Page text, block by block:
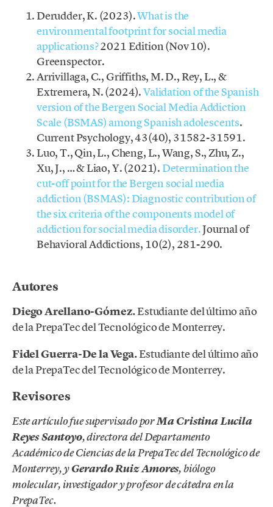
Derudder, K. (2023).What is the
environmental footprint for social media
applications?2021 Edition (Nov 10).
Greenspector.
Arrivillaga, C., Griffiths, M. D., Rey, L., &
Extremera, N. (2024).Validation of the Spanish
version of the Bergen Social Media Addiction
Scale (BSMAS) among Spanish adolescents.
Current Psychology, 43(40), 31582-31591.
Luo, T., Qin, L., Cheng, L., Wang, S., Zhu, Z.,
Xu, J., … & Liao, Y. (2021). Determination the
cut-off point for the Bergen social media
addiction (BSMAS): Diagnostic contribution of
the six criteria of the components model of
addiction for social media disorder.Journal of
Behavioral Addictions, 10(2), 281-290.
Autores
Diego Arellano-Gómez.Estudiante del último año
de la PrepaTec del Tecnológico de Monterrey.
Fidel Guerra-De la Vega.Estudiante del último año
de la PrepaTec del Tecnológico de Monterrey.
Revisores
Este artículo fue supervisado porMa Cristina Lucila
Reyes Santoyo, directora del Departamento
Académico de Ciencias de la PrepaTec del Tecnológico de
Monterrey, yGerardo Ruiz Amores, biólogo
molecular, investigador y profesor de cátedra en la
PrepaTec.